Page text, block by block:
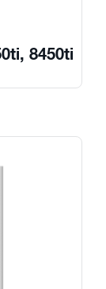
8450ti